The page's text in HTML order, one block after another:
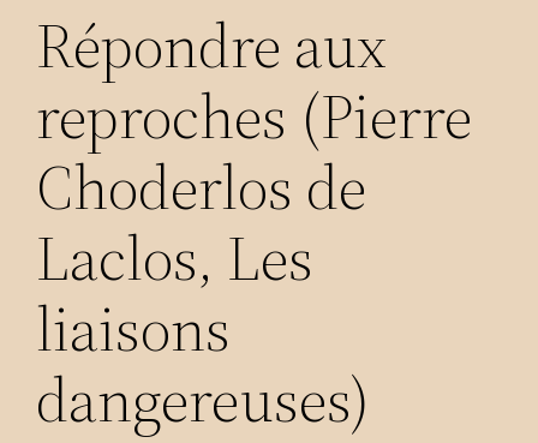
Répondre aux
reproches (Pierre
Choderlos de
Laclos, Les
liaisons
dangereuses)